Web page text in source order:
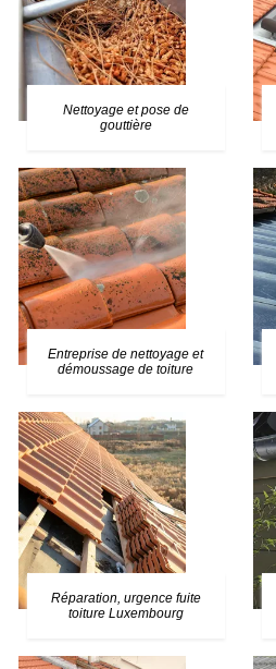
Nettoyage et pose de
gouttière
Entreprise de nettoyage et
démoussage de toiture
Réparation, urgence fuite
toiture Luxembourg